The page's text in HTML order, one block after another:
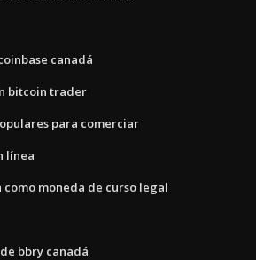
canadá
bitcoin trader
para comerciar
línea
como moneda de curso legal
bbry canadá